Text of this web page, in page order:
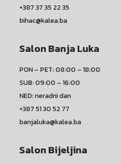
+387 37 35 22 35
bihac@kalea.ba
Salon Banja Luka
PON – PET: 08:00 – 18:00
SUB: 09:00 – 16:00
NED: neradni dan
+387 51 30 52 77
banjaluka@kalea.ba
Salon Bijeljina